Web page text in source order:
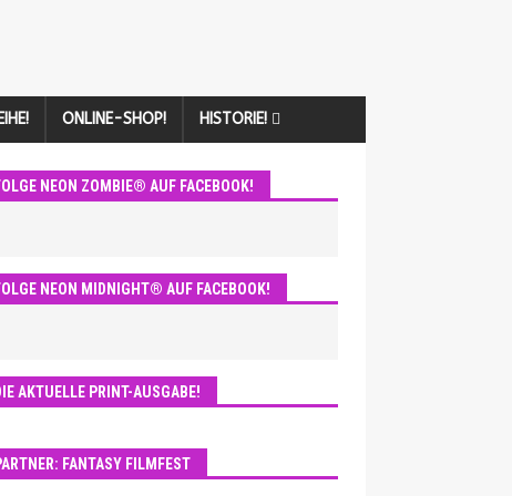
ONLINE-SHOP! HISTORIE!
NEON ZOMBIE® AUF FACEBOOK!
NEON MIDNIGHT® AUF FACEBOOK!
AKTUELLE PRINT-AUSGABE!
FANTASY FILMFEST